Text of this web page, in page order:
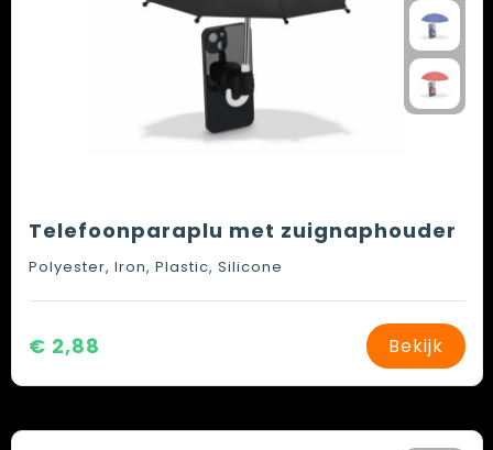
Telefoonparaplu met zuignaphouder
Polyester, Iron, Plastic, Silicone
€ 2,88 Bekijk